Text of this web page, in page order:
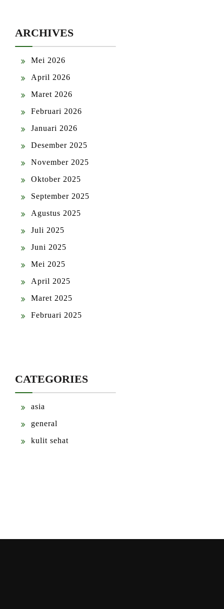
ARCHIVES
Mei 2026
April 2026
Maret 2026
Februari 2026
Januari 2026
Desember 2025
November 2025
Oktober 2025
September 2025
Agustus 2025
Juli 2025
Juni 2025
Mei 2025
April 2025
Maret 2025
Februari 2025
CATEGORIES
asia
general
kulit sehat